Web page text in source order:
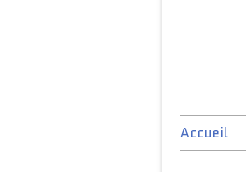
Accueil